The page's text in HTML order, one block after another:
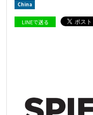
China
LINEで送る